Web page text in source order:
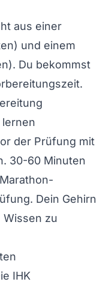
aus einer
und einem
Du bekommst
lernen
der Prüfung mit
30-60 Minuten
Dein Gehirn
Wissen zu
IHK